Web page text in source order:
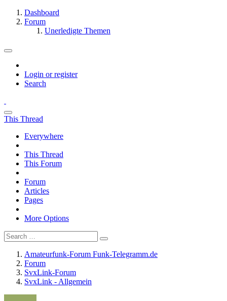
Dashboard
Forum
Unerledigte Themen
Login or register
Search
This Thread
Everywhere
This Thread
This Forum
Forum
Articles
Pages
More Options
Amateurfunk-Forum Funk-Telegramm.de
Forum
SvxLink-Forum
SvxLink - Allgemein